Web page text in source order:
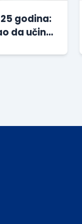
godina:
da učini